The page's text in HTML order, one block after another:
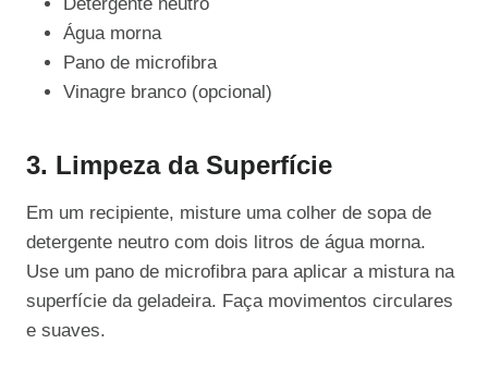
Água morna
Pano de microfibra
Vinagre branco (opcional)
3. Limpeza da Superfície
Em um recipiente, misture uma colher de sopa de
detergente neutro com dois litros de água morna.
Use um pano de microfibra para aplicar a mistura na
superfície da geladeira. Faça movimentos circulares
e suaves.